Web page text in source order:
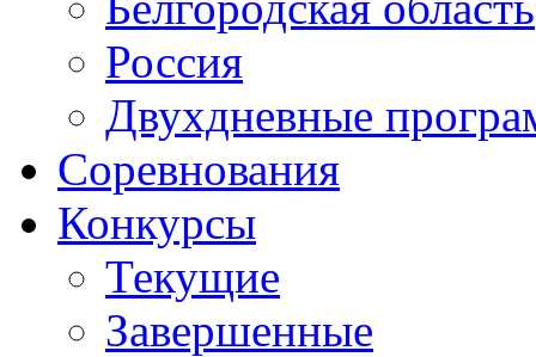
Россия
Двухдневные
Соревнования
Конкурсы
Текущие
Завершенные